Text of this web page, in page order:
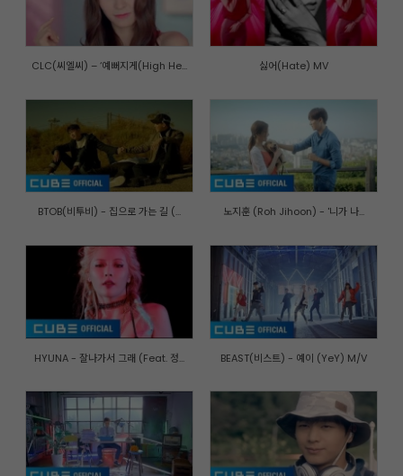
CLC(씨엘씨) – ‘예뻐지게(High He... 싫어(Hate) MV
BTOB(비투비) - 집으로 가는 길 (... 노지훈 (Roh Jihoon) - '니가 나...
HYUNA - 잘나가서 그래 (Feat. 정... BEAST(비스트) - 예이 (YeY) M/V